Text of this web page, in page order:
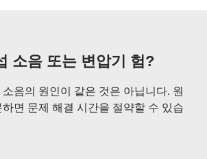
소음 또는 변압기 험?
음의 원인이 같은 것은 아닙니다. 원
면 문제 해결 시간을 절약할 수 있습